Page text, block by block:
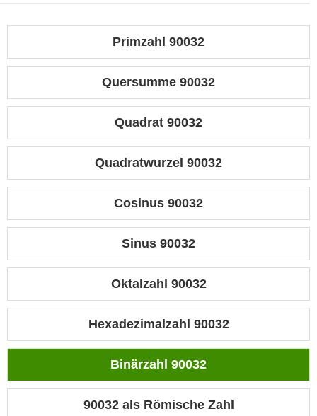
Primzahl 90032
Quersumme 90032
Quadrat 90032
Quadratwurzel 90032
Cosinus 90032
Sinus 90032
Oktalzahl 90032
Hexadezimalzahl 90032
Binärzahl 90032
90032 als Römische Zahl